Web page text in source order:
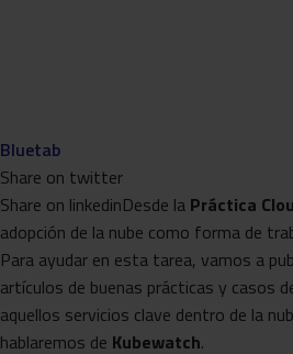
Bluetab
Share on twitter
Share on linkedinDesde la Práctica
adopción de la nube como forma de
Para ayudar en esta tarea, vamos a
artículos de buenas prácticas y casos
aquellos servicios clave dentro de la
hablaremos de Kubewatch.